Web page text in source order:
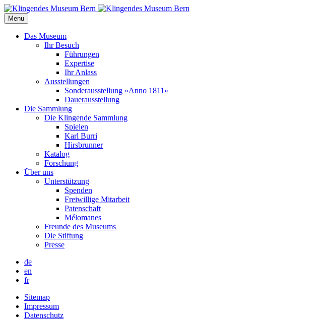
Menu
Das Museum
Ihr Besuch
Führungen
Expertise
Ihr Anlass
Ausstellungen
Sonderausstellung «Anno 1811»
Dauerausstellung
Die Sammlung
Die Klingende Sammlung
Spielen
Karl Burri
Hirsbrunner
Katalog
Forschung
Über uns
Unterstützung
Spenden
Freiwillige Mitarbeit
Patenschaft
Mélomanes
Freunde des Museums
Die Stiftung
Presse
de
en
fr
Sitemap
Impressum
Datenschutz